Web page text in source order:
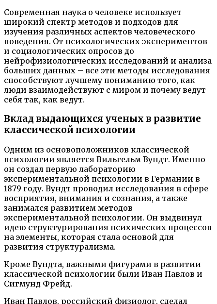
Современная наука о человеке использует
широкий спектр методов и подходов для
изучения различных аспектов человеческого
поведения. От психологических экспериментов
и социологических опросов до
нейрофизиологических исследований и анализа
больших данных – все эти методы исследования
способствуют лучшему пониманию того, как
люди взаимодействуют с миром и почему ведут
себя так, как ведут.
Вклад выдающихся ученых в развитие
классической психологии
Одним из основоположников классической
психологии является Вильгельм Вундт. Именно
он создал первую лабораторию
экспериментальной психологии в Германии в
1879 году. Вундт проводил исследования в сфере
восприятия, внимания и сознания, а также
занимался развитием методов
экспериментальной психологии. Он выдвинул
идею структурирования психических процессов
на элементы, которая стала основой для
развития структурализма.
Кроме Вундта, важными фигурами в развитии
классической психологии были Иван Павлов и
Сигмунд Фрейд.
Иван Павлов, российский физиолог, сделал